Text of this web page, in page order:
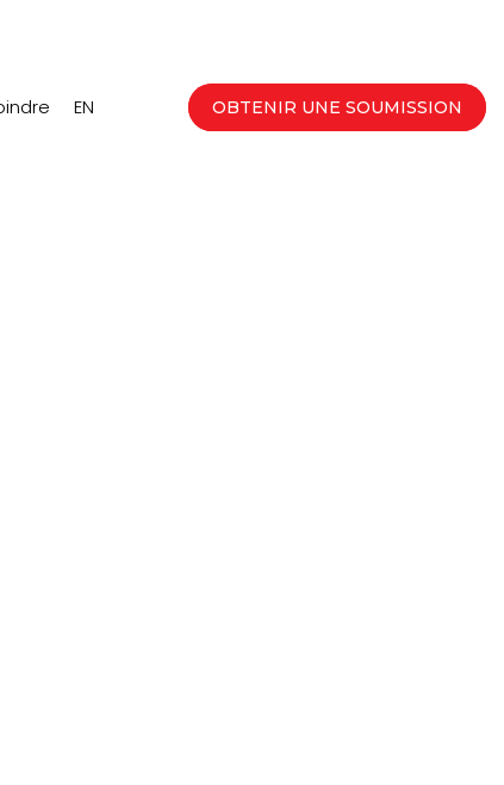
EN OBTENIR UNE SOUMISSION